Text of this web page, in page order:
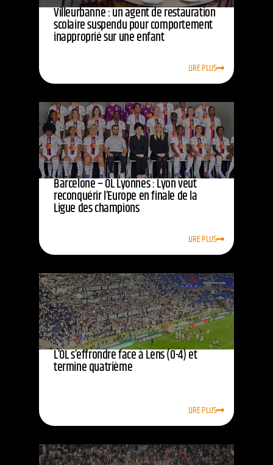
Villeurbanne : un agent de restauration
scolaire suspendu pour comportement
inapproprié sur une enfant
LIRE PLUS
Barcelone – OL Lyonnes : Lyon veut
reconquérir l’Europe en finale de la
Ligue des champions
LIRE PLUS
L’OL s’effrondre face à Lens (0-4) et
termine quatrième
LIRE PLUS